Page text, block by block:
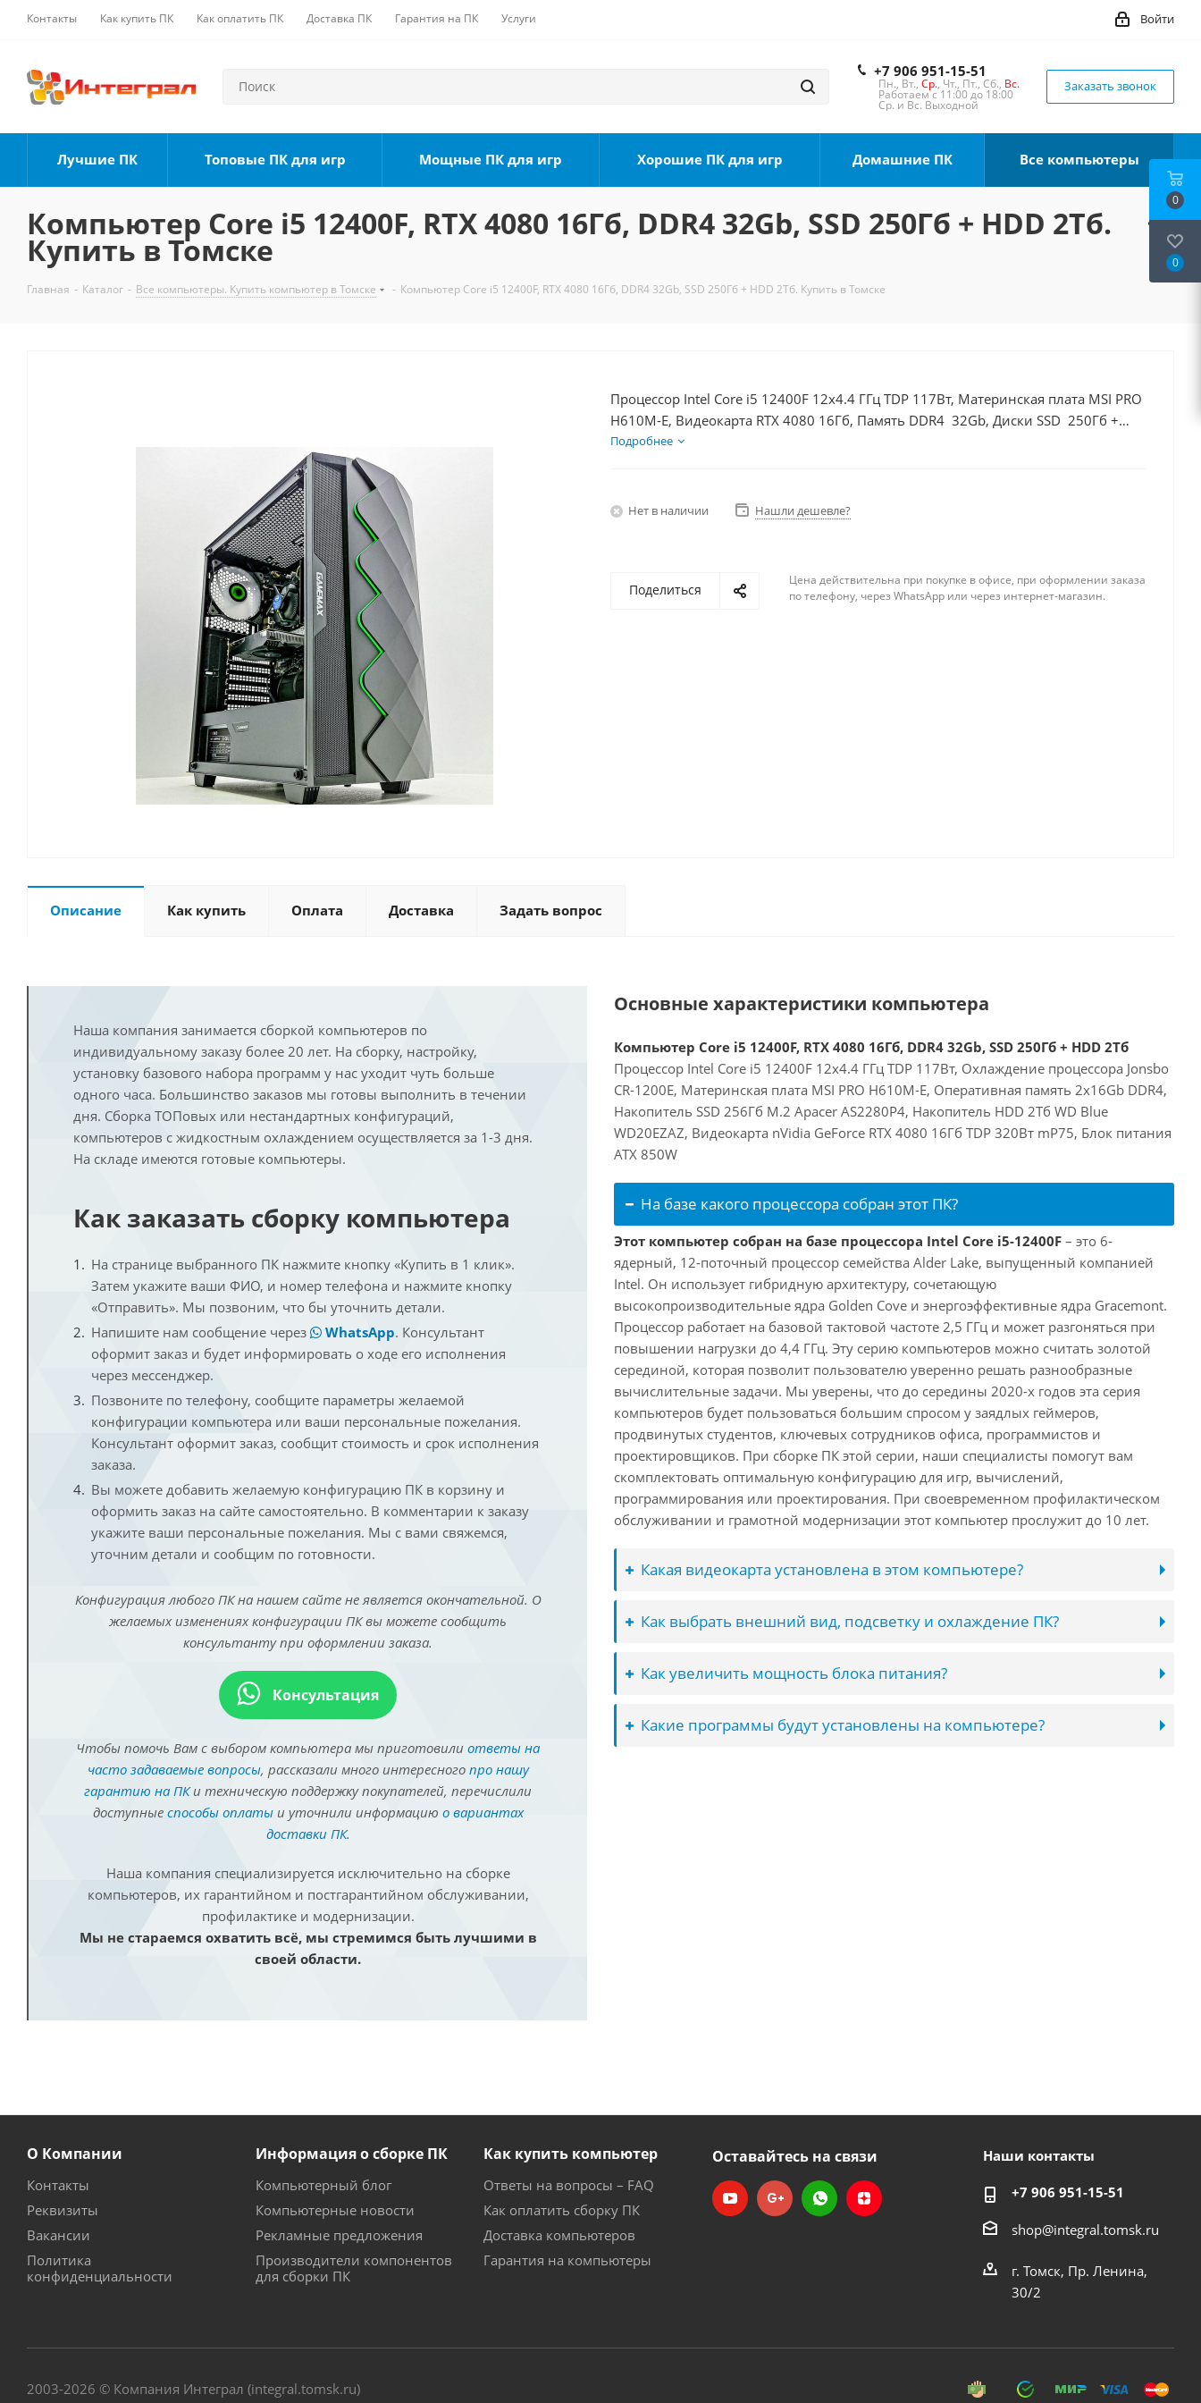
Контакты Как купить ПК Как оплатить ПК Доставка ПК Гарантия на ПК Услуги Войти
+7 906 951-15-51
Пн., Вт., Ср., Чт., Пт., Сб., Вс.
Работаем с 11:00 до 18:00
Ср. и Вс. Выходной
Заказать звонок
Лучшие ПК Топовые ПК для игр Мощные ПК для игр Хорошие ПК для игр Домашние ПК Все компьютеры
Компьютер Core i5 12400F, RTX 4080 16Гб, DDR4 32Gb, SSD 250Гб + HDD 2Тб.
Купить в Томске
Главная - Каталог - Все компьютеры. Купить компьютер в Томске - Компьютер Core i5 12400F, RTX 4080 16Гб, DDR4 32Gb, SSD 250Гб + HDD 2Тб. Купить в Томске
Процессор Intel Core i5 12400F 12x4.4 ГГц TDP 117Вт, Материнская плата MSI PRO
H610M-E, Видеокарта RTX 4080 16Гб, Память DDR4 32Gb, Диски SSD 250Гб +
HDD 2Тб, БП 850Вт
Подробнее
Нет в наличии Нашли дешевле?
Поделиться
Цена действительна при покупке в офисе, при оформлении заказа
по телефону, через WhatsApp или через интернет-магазин.
Описание Как купить Оплата Доставка Задать вопрос
Наша компания занимается сборкой компьютеров по
индивидуальному заказу более 20 лет. На сборку, настройку,
установку базового набора программ у нас уходит чуть больше
одного часа. Большинство заказов мы готовы выполнить в течении
дня. Сборка ТОПовых или нестандартных конфигураций,
компьютеров с жидкостным охлаждением осуществляется за 1-3 дня.
На складе имеются готовые компьютеры.
Как заказать сборку компьютера
На странице выбранного ПК нажмите кнопку «Купить в 1 клик».
Затем укажите ваши ФИО, и номер телефона и нажмите кнопку
«Отправить». Мы позвоним, что бы уточнить детали.
Напишите нам сообщение через
WhatsApp. Консультант
оформит заказ и будет информировать о ходе его исполнения
через мессенджер.
Позвоните по телефону, сообщите параметры желаемой
конфигурации компьютера или ваши персональные пожелания.
Консультант оформит заказ, сообщит стоимость и срок исполнения
заказа.
Вы можете добавить желаемую конфигурацию ПК в корзину и
оформить заказ на сайте самостоятельно. В комментарии к заказу
укажите ваши персональные пожелания. Мы с вами свяжемся,
уточним детали и сообщим по готовности.
Конфигурация любого ПК на нашем сайте не является окончательной. О
желаемых изменениях конфигурации ПК вы можете сообщить
консультанту при оформлении заказа.
Консультация
Чтобы помочь Вам с выбором компьютера мы приготовили ответы на
часто задаваемые вопросы, рассказали много интересного про нашу
гарантию на ПКи техническую поддержку покупателей, перечислили
доступные способы оплатыи уточнили информацию о вариантах
доставки ПК.
Наша компания специализируется исключительно на сборке
компьютеров, их гарантийном и постгарантийном обслуживании,
профилактике и модернизации.
Мы не стараемся охватить всё, мы стремимся быть лучшими в
своей области.
Основные характеристики компьютера
Компьютер Core i5 12400F, RTX 4080 16Гб, DDR4 32Gb, SSD 250Гб + HDD 2Тб
Процессор Intel Core i5 12400F 12x4.4 ГГц TDP 117Вт, Охлаждение процессора Jonsbo
CR-1200E, Материнская плата MSI PRO H610M-E, Оперативная память 2x16Gb DDR4,
Накопитель SSD 256Гб M.2 Apacer AS2280P4, Накопитель HDD 2Тб WD Blue
WD20EZAZ, Видеокарта nVidia GeForce RTX 4080 16Гб TDP 320Вт mP75, Блок питания
ATX 850W
На базе какого процессора собран этот ПК?
Этот компьютер собран на базе процессора Intel Core i5-12400F – это 6-
ядерный, 12-поточный процессор семейства Alder Lake, выпущенный компанией
Intel. Он использует гибридную архитектуру, сочетающую
высокопроизводительные ядра Golden Cove и энергоэффективные ядра Gracemont.
Процессор работает на базовой тактовой частоте 2,5 ГГц и может разгоняться при
повышении нагрузки до 4,4 ГГц. Эту серию компьютеров можно считать золотой
серединой, которая позволит пользователю уверенно решать разнообразные
вычислительные задачи. Мы уверены, что до середины 2020-х годов эта серия
компьютеров будет пользоваться большим спросом у заядлых геймеров,
продвинутых студентов, ключевых сотрудников офиса, программистов и
проектировщиков. При сборке ПК этой серии, наши специалисты помогут вам
скомплектовать оптимальную конфигурацию для игр, вычислений,
программирования или проектирования. При своевременном профилактическом
обслуживании и грамотной модернизации этот компьютер прослужит до 10 лет.
Какая видеокарта установлена в этом компьютере?
Как выбрать внешний вид, подсветку и охлаждение ПК?
Как увеличить мощность блока питания?
Какие программы будут установлены на компьютере?
О Компании
Контакты
Реквизиты
Вакансии
Политика
конфиденциальности
Информация о сборке ПК
Компьютерный блог
Компьютерные новости
Рекламные предложения
Производители компонентов
для сборки ПК
Как купить компьютер
Ответы на вопросы – FAQ
Как оплатить сборку ПК
Доставка компьютеров
Гарантия на компьютеры
Оставайтесь на связи Наши контакты
+7 906 951-15-51
shop@integral.tomsk.ru
г. Томск, Пр. Ленина,
30/2
2003-2026 © Компания Интеграл (integral.tomsk.ru)
0
0